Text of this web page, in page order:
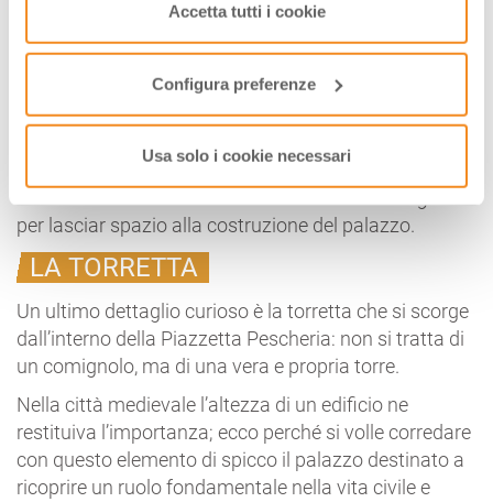
saranno attivati i soli cookie tecnici necessari al corretto
funzionamento del sito.
Accetta tutti i cookie
Configura preferenze
Usa solo i cookie necessari
evangelici posti ai quattro angoli, al limite tra il
basamentoe l’area costruita in mattoni ma, essendo
l’edificio rimasto incompiuto, si scorgono oggi solo
per lasciar spazio alla costruzione del palazzo.
LA TORRETTA
Un ultimo dettaglio curioso è la torretta che si scorge
dall’interno della Piazzetta Pescheria: non si tratta di
un comignolo, ma di una vera e propria torre.
Nella città medievale l’altezza di un edificio ne
restituiva l’importanza; ecco perché si volle corredare
con questo elemento di spicco il palazzo destinato a
ricoprire un ruolo fondamentale nella vita civile e